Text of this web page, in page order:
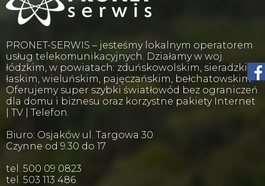
PRONET-SERWIS – jesteśmy lokalnym operatorem
usług telekomunikacyjnych. Działamy w woj.
łódzkim, w powiatach: zduńskowolskim, sieradzkim,
łaskim, wieluńskim, pajęczańskim, bełchatowskim.
Oferujemy super szybki światłowód bez ograniczeń
dla domu i biznesu oraz korzystne pakiety Internet
| TV | Telefon.
Biuro: Osjaków ul. Targowa 30
Czynne od 9.30 do 17
tel. 500 09 0823
tel. 503 113 486